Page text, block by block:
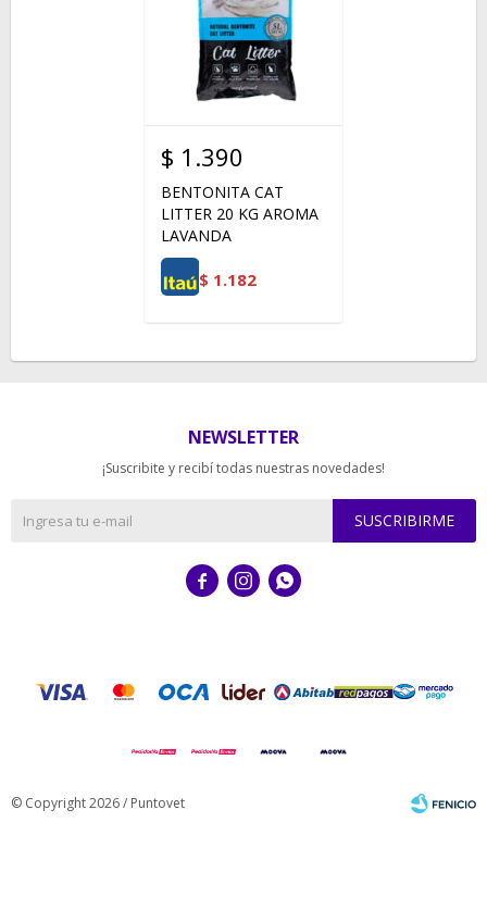
$ 1.390
BENTONITA CAT
LITTER 20 KG AROMA
LAVANDA
$ 1.182
NEWSLETTER
¡Suscribite y recibí todas nuestras novedades!
SUSCRIBIRME
  
© Copyright 2026 / Puntovet